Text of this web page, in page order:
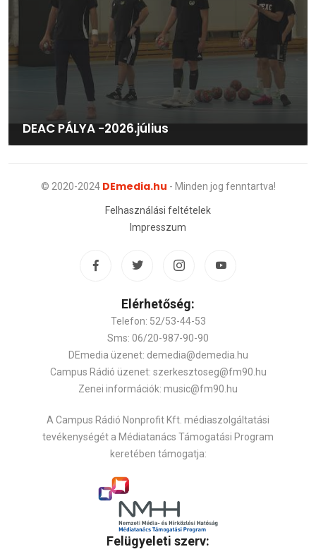
DEAC PÁLYA -2026.július
© 2020-2024 DEmedia.hu - Minden jog fenntartva!
Felhasználási feltételek
Impresszum
Elérhetőség:
Telefon: 52/53-44-53
Sms: 06/20-987-90-90
DEmedia üzenet: demedia@demedia.hu
Campus Rádió üzenet: szerkesztoseg@fm90.hu
Zenei információk: music@fm90.hu
A Campus Rádió Nonprofit Kft. médiaszolgáltatási
tevékenységét a Médiatanács Támogatási Program
keretében támogatja:
Felügyeleti szerv: